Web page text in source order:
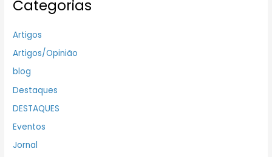
Categorias
Artigos
Artigos/Opinião
blog
Destaques
DESTAQUES
Eventos
Jornal